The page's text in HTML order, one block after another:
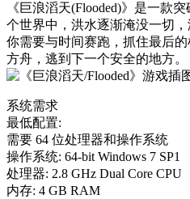
《巨浪滔天(Flooded)》是一款
个世界中，洪水逐渐淹没一切
你需要与时间赛跑，抓住最后
方舟，逃到下一个安全的地方。
系统需求
最低配置:
需要 64 位处理器和操作系统
操作系统: 64-bit Windows 7 SP1
处理器: 2.8 GHz Dual Core CPU
内存: 4 GB RAM